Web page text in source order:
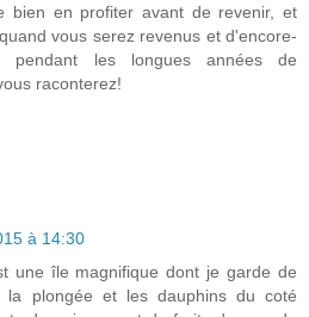
bien en profiter avant de revenir, et
vous serez revenus et d'encore-
pendant les longues années de
raconterez!
à 14:30
une île magnifique dont je garde de
plongée et les dauphins du coté